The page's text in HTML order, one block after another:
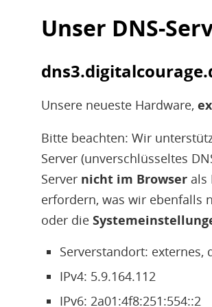
Unser DNS-
Unsere neueste Hardware,
Bitte beachten: Wir
Server (unverschlüsseltes
Server nicht im Browserals
erfordern, was wir ebenfalls
oder die
Serverstandort: externes,
IPv4: 5.9.164.112
IPv6: 2a01:4f8:251:554::2